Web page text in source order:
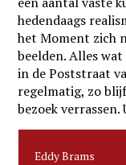
hedendaags
het Moment zich
beelden. Alles
in de Poststraat
regelmatig, zo
bezoek
Eddy Brams